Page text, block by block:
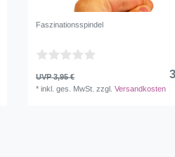
Faszinationsspindel
UVP 3,95 €
*inkl. ges. MwSt. zzgl.Versandkosten